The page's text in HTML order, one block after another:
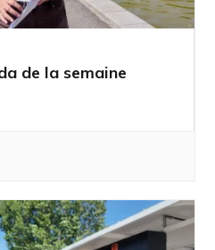
de la semaine